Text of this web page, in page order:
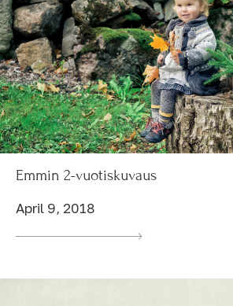
Emmin 2-vuotiskuvaus
April 9, 2018